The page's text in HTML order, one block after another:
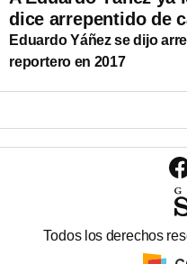
dice arrepentido de
Eduardo Yáñez se dijo
reportero en 2017
Todos los derechos